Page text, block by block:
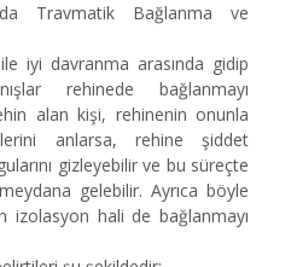
Travmatik Bağlanma ve
iyi davranma arasında gidip
rehinede bağlanmayı
alan kişi, rehinenin onunla
anlarsa, rehine şiddet
gizleyebilir ve bu süreçte
gelebilir. Ayrıca böyle
izolasyon hali de bağlanmayı